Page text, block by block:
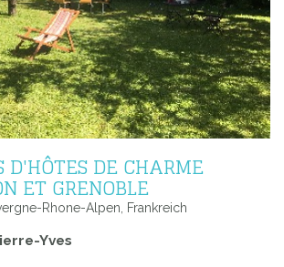
D'HÔTES DE CHARME
ET GRENOBLE
Rhone-Alpen, Frankreich
Yves